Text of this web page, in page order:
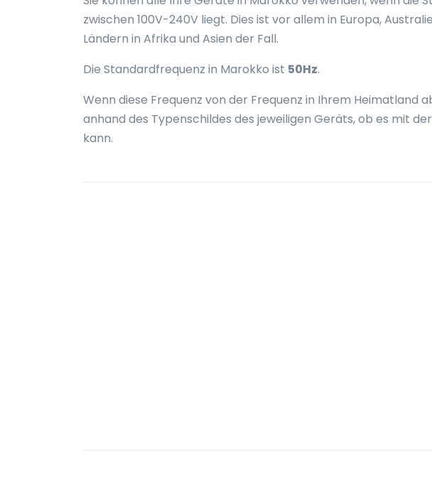
zwischen 100V-240V liegt. Dies ist vor allem in Europa,
Ländern in Afrika und Asien der Fall.
Die Standardfrequenz in Marokko ist 50Hz.
Wenn diese Frequenz von der Frequenz in Ihrem Heimatland
anhand des Typenschildes des jeweiligen Geräts, ob es mit
kann.